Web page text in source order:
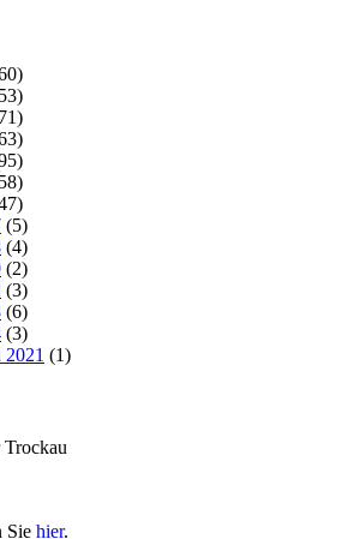
(5)
(4)
(2)
(3)
(6)
(3)
2021 (1)
Sie hier.